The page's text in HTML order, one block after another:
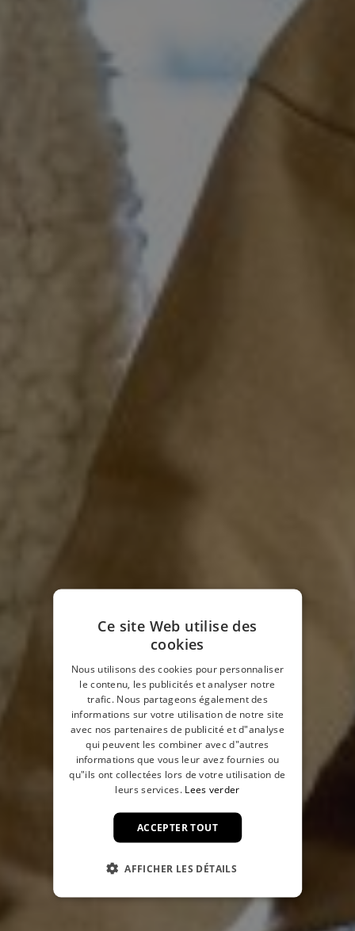
Ce site Web utilise des
cookies
Nous utilisons des cookies pour personnaliser
le contenu, les publicités et analyser notre
trafic. Nous partageons également des
informations sur votre utilisation de notre site
avec nos partenaires de publicité et d"analyse
qui peuvent les combiner avec d"autres
informations que vous leur avez fournies ou
qu"ils ont collectées lors de votre utilisation de
leurs services. Lees verder
ACCEPTER TOUT
AFFICHER LES DÉTAILS